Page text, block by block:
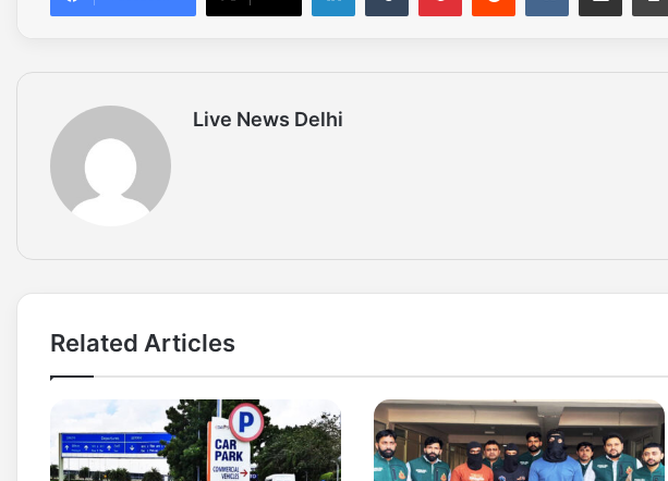
Live News Delhi
Related Articles